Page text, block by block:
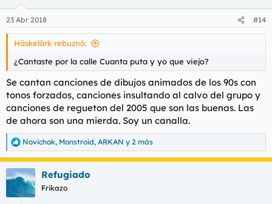
e
s
23 Abr 2018 #14
Häskelärk rebuznó:
¿Cantaste por la calle Cuanta puta y yo que viejo?
Se cantan canciones de dibujos animados de los 90s con
tonos forzados, canciones insultando al calvo del grupo y
canciones de regueton del 2005 que son las buenas. Las
de ahora son una mierda. Soy un canalla.
R
e
a
c
i
Novichok, Monstroid, ARKAN y 2 más
Refugiado
Frikazo